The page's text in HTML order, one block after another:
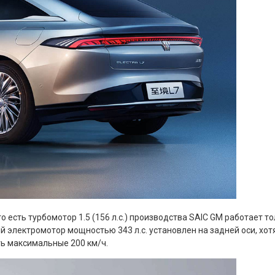
турбомотор 1.5 (156 л.с.) производства SAIC GM работает
электромотор мощностью 343 л.с. установлен на задней оси,
максимальные 200 км/ч.